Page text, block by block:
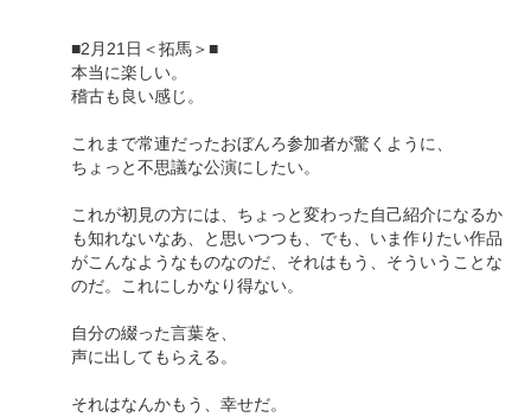
■2月21日＜拓馬＞■
本当に楽しい。
稽古も良い感じ。
これまで常連だったおぼんろ参加者が驚くように、
ちょっと不思議な公演にしたい。
これが初見の方には、ちょっと変わった自己紹介になるか
も知れないなあ、と思いつつも、でも、いま作りたい作品
がこんなようなものなのだ、それはもう、そういうことな
のだ。これにしかなり得ない。
自分の綴った言葉を、
声に出してもらえる。
それはなんかもう、幸せだ。